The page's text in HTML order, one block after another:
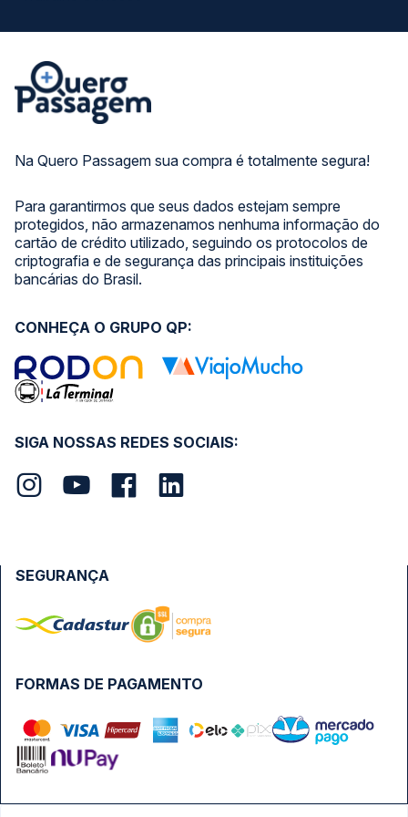
Na Quero Passagem sua compra é totalmente segura!
Para garantirmos que seus dados estejam sempre
protegidos, não armazenamos nenhuma informação do
cartão de crédito utilizado, seguindo os protocolos de
criptografia e de segurança das principais instituições
bancárias do Brasil.
SIGA NOSSAS REDES SOCIAIS:
CONHEÇA O GRUPO QP:
FORMAS DE PAGAMENTO
SEGURANÇA